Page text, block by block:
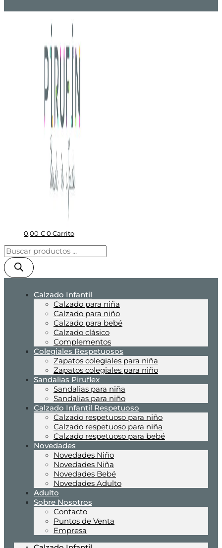
0,00 € 0 Carrito
Calzado Infantil
Calzado para niña
Calzado para niño
Calzado para bebé
Calzado clásico
Complementos
Colegiales Respetuosos
Zapatos colegiales para niña
Zapatos colegiales para niño
Sandalias Piruflex
Sandalias para niña
Sandalias para niño
Calzado Infantil Respetuoso
Calzado respetuoso para niño
Calzado respetuoso para niña
Calzado respetuoso para bebé
Novedades
Novedades Niño
Novedades Niña
Novedades Bebé
Novedades Adulto
Adulto
Sobre Nosotros
Contacto
Puntos de Venta
Empresa